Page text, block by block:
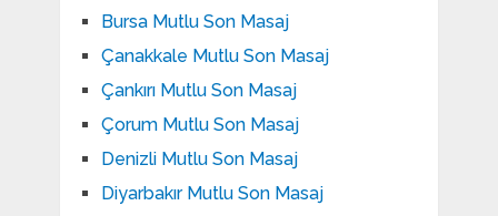
Bursa Mutlu Son Masaj
Çanakkale Mutlu Son Masaj
Çankırı Mutlu Son Masaj
Çorum Mutlu Son Masaj
Denizli Mutlu Son Masaj
Diyarbakır Mutlu Son Masaj